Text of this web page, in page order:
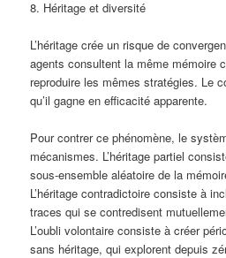
8. Héritage et diversité
L’héritage crée un risque de
agents consultent la même mémoire
reproduire les mêmes stratégies. Le
qu’il gagne en efficacité apparente.
Pour contrer ce phénomène, le
mécanismes. L’héritage partiel
sous-ensemble aléatoire de la
L’héritage contradictoire consiste à
traces qui se contredisent
L’oubli volontaire consiste à créer
sans héritage, qui explorent depuis